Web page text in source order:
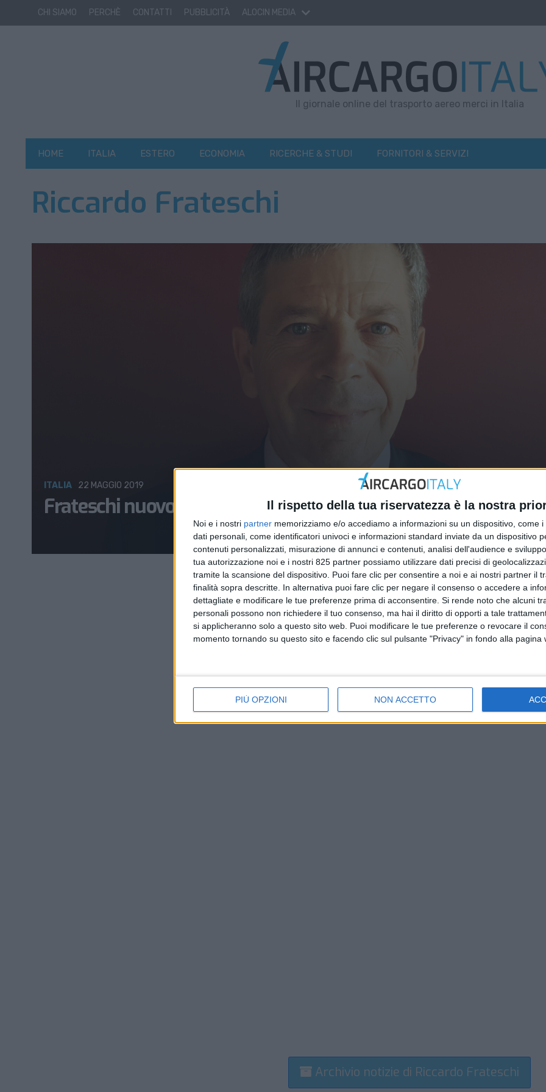
Il rispetto della tua riservatezza è la nostra
Noi e i nostri partner memorizziamo e/o accediamo a informazioni su un dispositivo, come
dati personali, come identificatori univoci e informazioni standard inviate da un dispositivo
contenuti personalizzati, misurazione di annunci e contenuti, analisi dell'audience e
tua autorizzazione noi e i nostri 825 partner possiamo utilizzare dati precisi di
tramite la scansione del dispositivo. Puoi fare clic per consentire a noi e ai nostri partner il
finalità sopra descritte. In alternativa puoi fare clic per negare il consenso o accedere a
dettagliate e modificare le tue preferenze prima di acconsentire. Si rende noto che alcuni
personali possono non richiedere il tuo consenso, ma hai il diritto di opporti a tale
si applicheranno solo a questo sito web. Puoi modificare le tue preferenze o revocare il
momento tornando su questo sito e facendo clic sul pulsante "Privacy" in fondo alla pagina
PIÙ OPZIONI NON ACCETTO
CHI SIAMO PERCHÈ CONTATTI PUBBLICITÀ ALOCIN MEDIA
Il giornale online del trasporto aereo merci in Italia
HOME ITALIA ESTERO ECONOMIA RICERCHE & STUDI FORNITORI & SERVIZI
Riccardo Frateschi
Frateschi nuovo vertice di Bolloré Logistics in Italia
ITALIA 22 MAGGIO 2019
Archivio notizie di Riccardo Frateschi